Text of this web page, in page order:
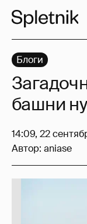
Блоги
башни
14:09, 22
Автор: aniase